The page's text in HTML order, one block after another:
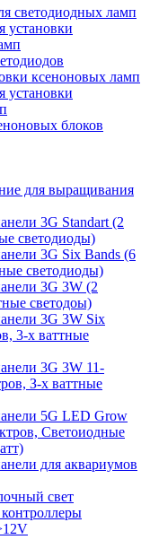
светодиодных ламп
установки
ксеноновых ламп
установки
блоков
для выращивания
3G Standart (2
светодиоды)
3G Six Bands (6
светодиоды)
3G 3W (2
светодоы)
3G 3W Six
3-х ваттные
3G 3W 11-
З-х ваттные
5G LЕD Grow
Светоиодные
для аквариумов
свет